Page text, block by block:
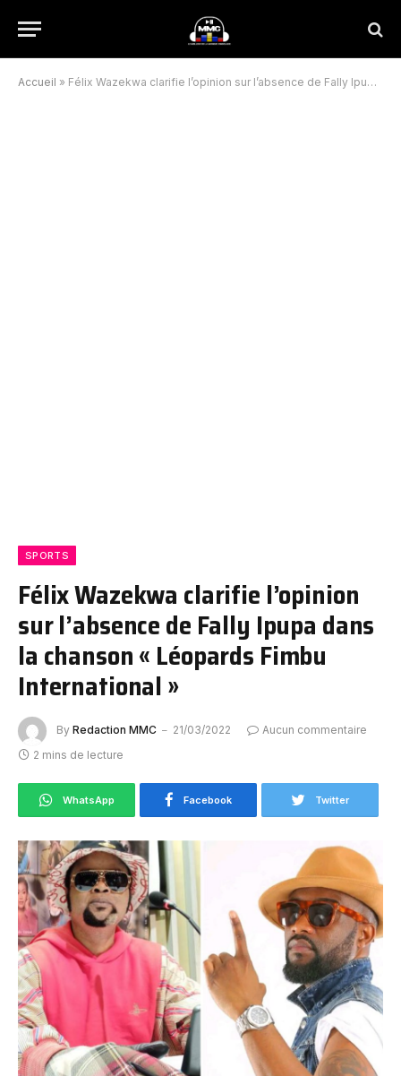
Accueil » Félix Wazekwa clarifie l’opinion sur l’absence de Fally Ipupa dans la chanson “Léopards Fimbu International”
SPORTS
Félix Wazekwa clarifie l’opinion
sur l’absence de Fally Ipupa dans
la chanson « Léopards Fimbu
International »
By Redaction MMC 21/03/2022
Aucun commentaire
2 mins de lecture
WhatsApp Facebook Twitter